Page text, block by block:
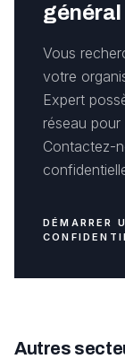
général
Vous
votre
Expert
réseau pour
Contactez-
DÉMARRER
Autres